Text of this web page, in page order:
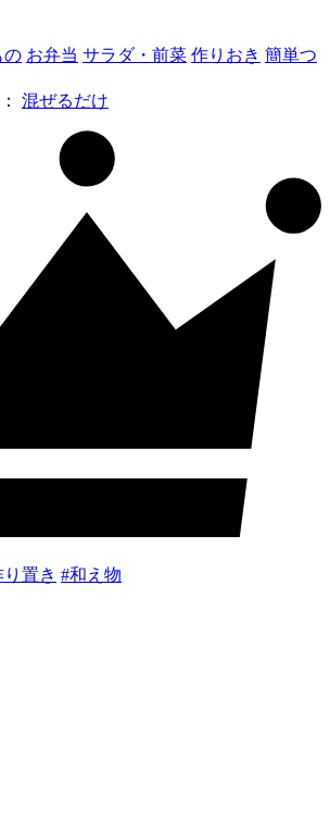
の お弁当 サラダ・前菜 作りおき 簡単つ
混ぜるだけ
り置き #和え物